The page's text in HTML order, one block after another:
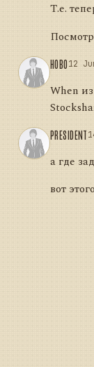
Т.е.
HOBO12
When
PRESIDENT
а где
вот